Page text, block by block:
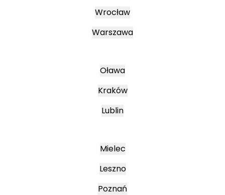
Wrocław
Warszawa
Oława
Kraków
Lublin
Mielec
Leszno
Poznań